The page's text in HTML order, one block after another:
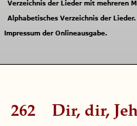
Verzeichnis der Lieder mit mehreren
Alphabetisches Verzeichnis der Lieder.
Impressum der Onlineausgabe.
262 Dir, dir,